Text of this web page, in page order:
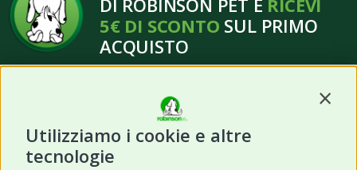
Utilizziamo i cookie e altre
tecnologie
DI ROBINSON PET E RICEVI
5€ DI SCONTO SUL PRIMO
ACQUISTO